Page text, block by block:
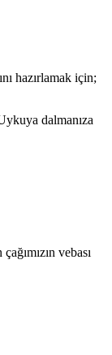
hazırlamak için;
dalmanıza
vebası